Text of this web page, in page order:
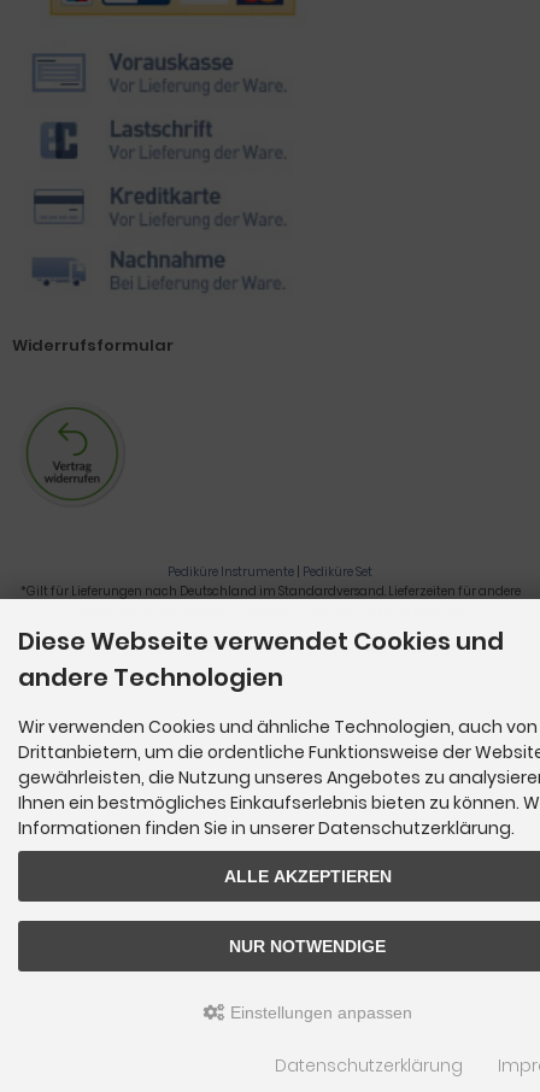
Widerrufsformular
Pediküre Instrumente | Pediküre Set
*Gilt für Lieferungen nach Deutschland im Standardversand. Lieferzeiten für andere
Nagelzange, Podologie, Pediküre, Fußpflegegeräte, Nagelfräser © 2026
Diese Webseite verwendet Cookies und
andere Technologien
Wir verwenden Cookies und ähnliche Technologien, auch von
Drittanbietern, um die ordentliche Funktionsweise der
gewährleisten, die Nutzung unseres Angebotes zu
Ihnen ein bestmögliches Einkaufserlebnis bieten zu können.
Informationen finden Sie in unserer Datenschutzerklärung.
ALLE AKZEPTIEREN
NUR NOTWENDIGE
Einstellungen anpassen
Datenschutzerklärung